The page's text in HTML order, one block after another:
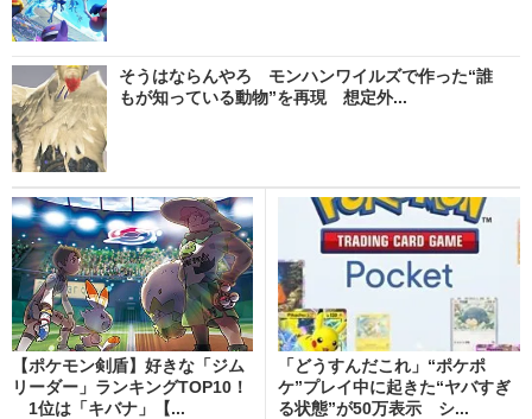
そうはならんやろ モンハンワイルズで作った“誰
もが知っている動物”を再現 想定外...
【ポケモン剣盾】好きな「ジム
リーダー」ランキングTOP10！
1位は「キバナ」【...
「どうすんだこれ」“ポケポ
ケ”プレイ中に起きた“ヤバすぎ
る状態”が50万表示 シ...